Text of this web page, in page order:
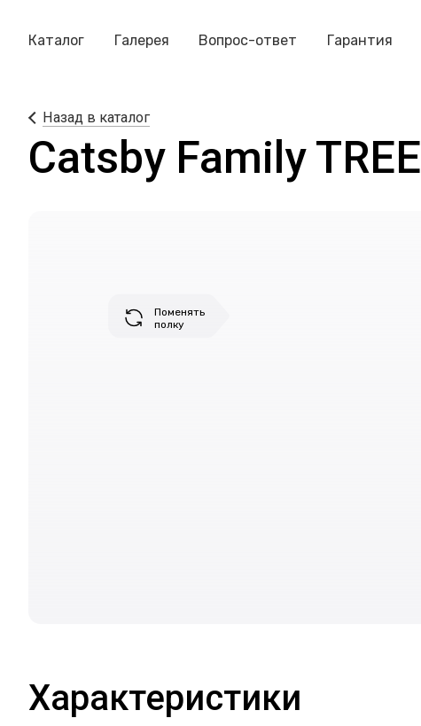
Каталог Галерея Вопрос-ответ Гарантия
Назад в каталог
Catsby Family TREE
Поменять
полку
Характеристики